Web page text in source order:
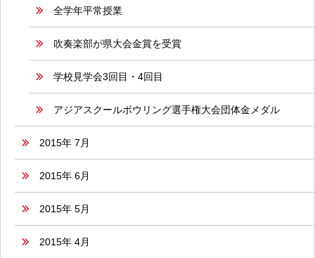
全学年平常授業
吹奏楽部が県大会金賞を受賞
学校見学会3回目・4回目
アジアスクールボウリング選手権大会団体金メダル
2015年 7月
2015年 6月
2015年 5月
2015年 4月